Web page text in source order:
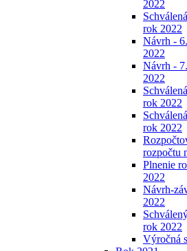
2022
rok 2022
Návrh -
2022
Návrh -
2022
rok 2022
rok 2022
rozpočtu
Plnenie
2022
Návrh-
2022
rok 2022
Výročná